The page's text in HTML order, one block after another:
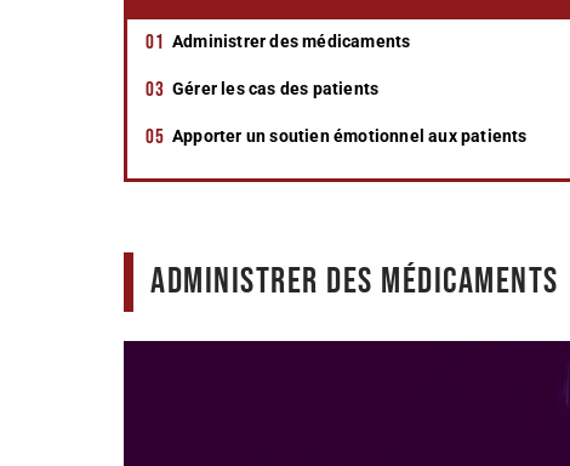
Administrer des médicaments
Gérer les cas des patients
Apporter un soutien émotionnel aux patients
Administrer des médicaments